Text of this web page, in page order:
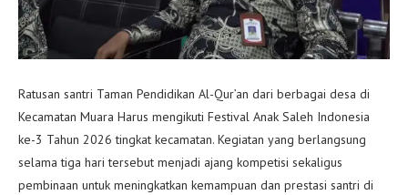
Ratusan santri Taman Pendidikan Al-Qur’an dari berbagai desa di
Kecamatan Muara Harus mengikuti Festival Anak Saleh Indonesia
ke-3 Tahun 2026 tingkat kecamatan. Kegiatan yang berlangsung
selama tiga hari tersebut menjadi ajang kompetisi sekaligus
pembinaan untuk meningkatkan kemampuan dan prestasi santri di